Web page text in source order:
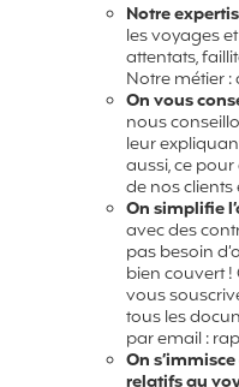
Notre
les voyages
attentats,
Notre métier :
On vous
nous
leur
aussi, ce
de nos clients
On simplifie
avec des
pas besoin
bien couvert
vous
tous les
par email :
On